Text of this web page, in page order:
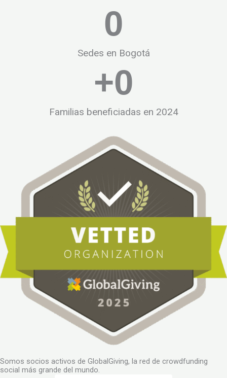
Sedes en Bogotá
0
Familias beneficiadas en 2024
+0
Somos socios activos de GlobalGiving, la red de crowdfunding
social más grande del mundo.